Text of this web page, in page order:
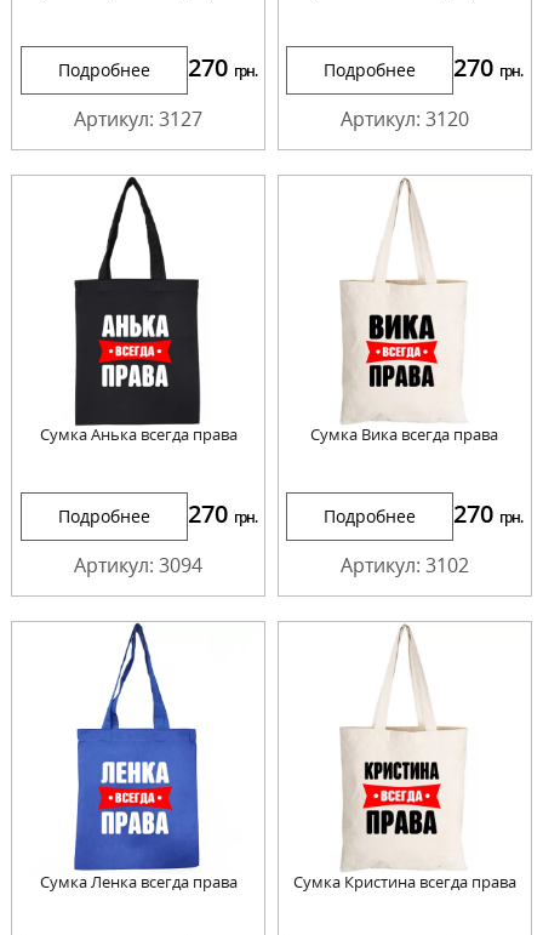
Подробнее 270 грн.
Артикул: 3127
Подробнее 270 грн.
Артикул: 3120
Сумка Анька всегда права
Подробнее 270 грн.
Артикул: 3094
Сумка Вика всегда права
Подробнее 270 грн.
Артикул: 3102
Сумка Ленка всегда права Сумка Кристина всегда права